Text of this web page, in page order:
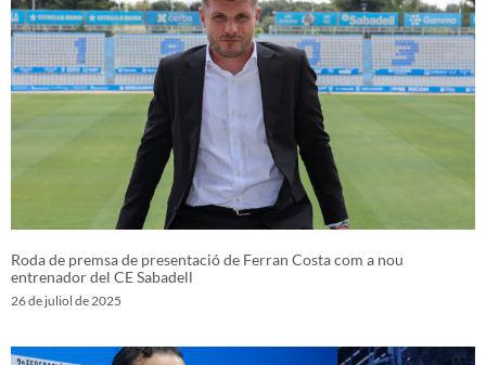
Roda de premsa de presentació de Ferran Costa com a nou
entrenador del CE Sabadell
26 de juliol de 2025